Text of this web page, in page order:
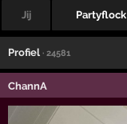
Jij Partyflock
Profiel · 24581
ChannA